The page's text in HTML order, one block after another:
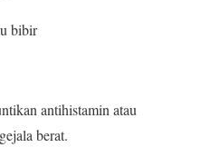
bibir
antihistamin atau
berat.